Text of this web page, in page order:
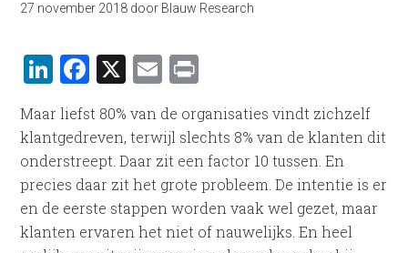
27 november 2018 door Blauw Research
LinkedIn
Facebook
X Email
Maar liefst 80% van de organisaties vindt zichzelf
klantgedreven, terwijl slechts 8% van de klanten dit
onderstreept. Daar zit een factor 10 tussen. En
precies daar zit het grote probleem. De intentie is er
en de eerste stappen worden vaak wel gezet, maar
klanten ervaren het niet of nauwelijks. En heel